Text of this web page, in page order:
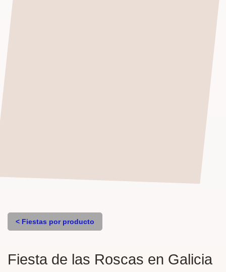
< Fiestas por producto
Fiesta de las Roscas en Galicia